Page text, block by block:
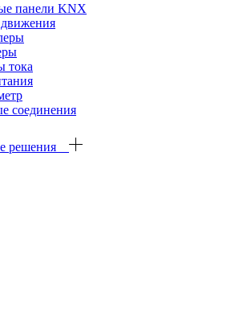
панели KNX
тока
соединения
решения